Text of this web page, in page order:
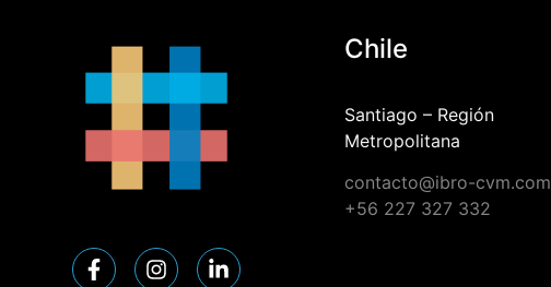
Chile
Santiago – Región
Metropolitana
contacto@ibro-cvm.com
+56 227 327 332